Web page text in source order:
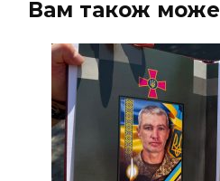
Вам також